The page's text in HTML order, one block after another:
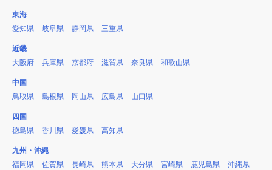
東海
愛知県
岐阜県 静岡県 三重県
近畿
大阪府
兵庫県 京都府 滋賀県 奈良県 和歌山県
中国
鳥取県
島根県 岡山県 広島県 山口県
四国
徳島県
香川県 愛媛県 高知県
九州・沖縄
福岡県
佐賀県 長崎県 熊本県 大分県 宮崎県 鹿児島県 沖縄県